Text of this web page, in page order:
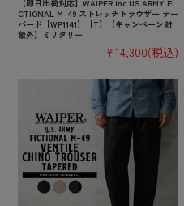
【即日出荷対応】WAIPER.inc US ARMY FI
CTIONAL M-49 ストレッチトラウザー テー
パード【WP1141】【T】【キャンペーン対
象外】ミリタリー
¥14,300(税込)